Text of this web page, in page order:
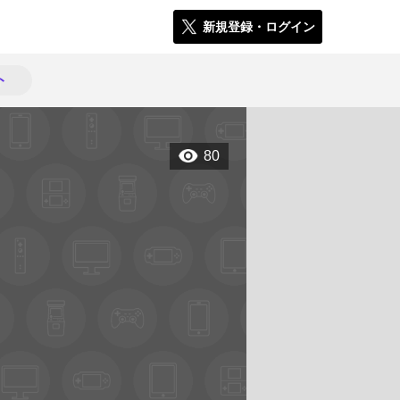
新規登録・ログイン
80